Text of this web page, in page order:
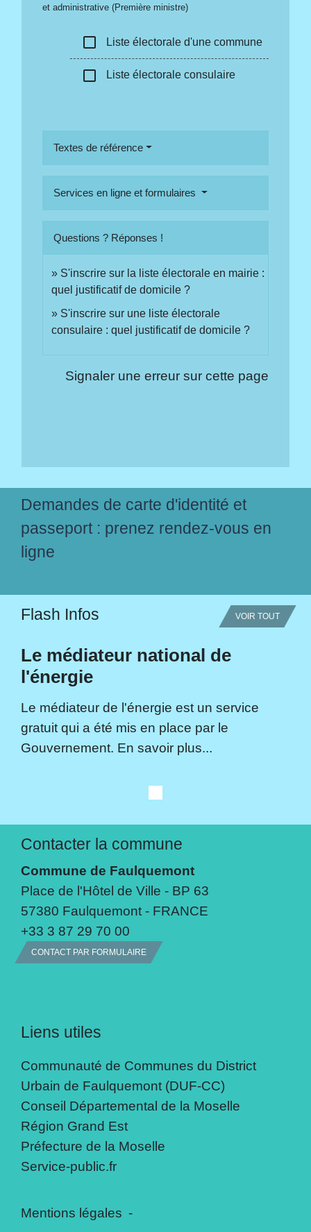
et administrative (Première ministre)
check_box_outline_blank Liste électorale d'une commune
check_box_outline_blank Liste électorale consulaire
Textes de référence
Services en ligne et formulaires
Questions ? Réponses !
S'inscrire sur la liste électorale en mairie :
quel justificatif de domicile ?
S'inscrire sur une liste électorale
consulaire : quel justificatif de domicile ?
Signaler une erreur sur cette page
Demandes de carte d'identité et
passeport : prenez rendez-vous en
ligne
Flash Infos VOIR TOUT
Le médiateur national de
l'énergie
Le médiateur de l'énergie est un service
gratuit qui a été mis en place par le
Gouvernement. En savoir plus...
Contacter la commune
Commune de Faulquemont
Place de l'Hôtel de Ville - BP 63
57380 Faulquemont - FRANCE
+33 3 87 29 70 00
CONTACT PAR FORMULAIRE
Liens utiles
Communauté de Communes du District
Urbain de Faulquemont (DUF-CC)
Conseil Départemental de la Moselle
Région Grand Est
Préfecture de la Moselle
Service-public.fr
Mentions légales -